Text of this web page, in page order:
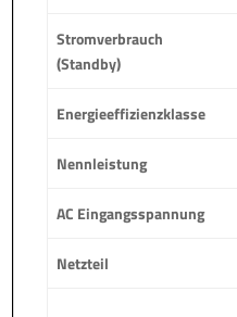
Stromverbrauch
(Standby)
Energieeffizienzklasse
Nennleistung
AC Eingangsspannung
Netzteil